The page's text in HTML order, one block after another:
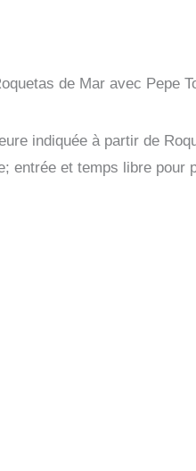
de Mar avec Pepe
indiquée à partir de
entrée et temps libre